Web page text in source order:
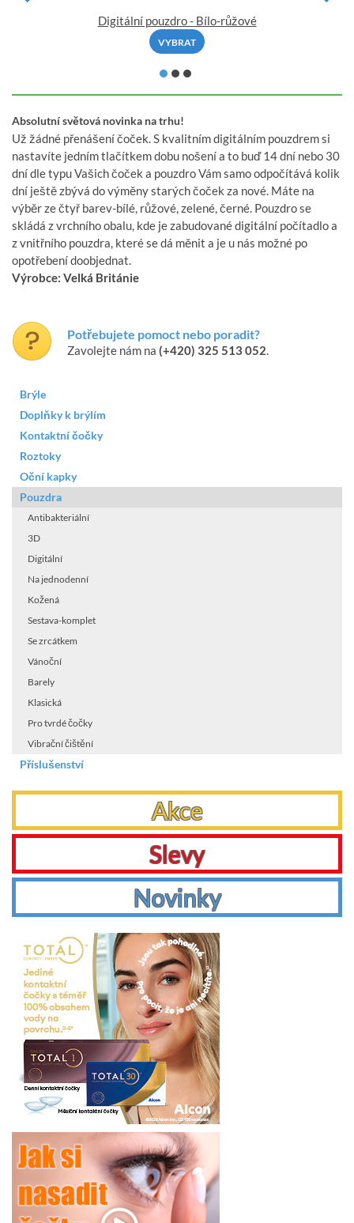
Digitální pouzdro - Bílo-růžové
VYBRAT
Absolutní světová novinka na trhu!
Už žádné přenášení čoček. S kvalitním digitálním pouzdrem si
nastavíte jedním tlačítkem dobu nošení a to buď 14 dní nebo 30
dní dle typu Vašich čoček a pouzdro Vám samo odpočítává kolik
dní ještě zbývá do výměny starých čoček za nové. Máte na
výběr ze čtyř barev-bílé, růžové, zelené, černé. Pouzdro se
skládá z vrchního obalu, kde je zabudované digitální počítadlo a
z vnitřního pouzdra, které se dá měnit a je u nás možné po
opotřebení doobjednat.
Výrobce: Velká Británie
Potřebujete pomoct nebo poradit?
Zavolejte nám na (+420) 325 513 052.
Brýle
Doplňky k brýlím
Kontaktní čočky
Roztoky
Oční kapky
Pouzdra
Antibakteriální
3D
Digitální
Na jednodenní
Kožená
Sestava-komplet
Se zrcátkem
Vánoční
Barely
Klasická
Pro tvrdé čočky
Vibrační čištění
Příslušenství
Akce
Slevy
Novinky